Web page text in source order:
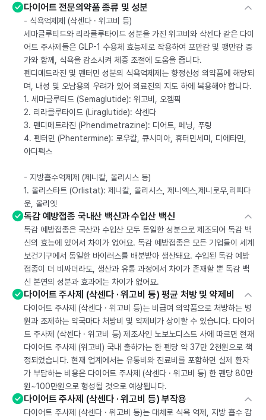
다이어트 전문의약품 종류 및 성분
- 식욕억제제 (삭센다 · 위고비 등)
세마글루티드와 리라클루타이드 성분을 가진 위고비와 삭센다 같은 다이
어트 주사제들은 GLP-1 수용체 효능제로 작용하여 포만감 및 팽만감 증
가와 함께, 식욕을 감소시켜 체중 조절에 도움을 줍니다.
펜디메트라진 및 펜터민 성분의 식욕억제제는 향정신성 의약품에 해당되
며, 내성 및 오남용의 우려가 있어 의료진의 지도 하에 복용해야 합니다.
1. 세마글루티드 (Semaglutide): 위고비, 오젬픽
2. 리라클루타이드 (Liraglutide): 삭센다
3. 펜디메트라진 (Phendimetrazine): 디어트, 페닝, 푸링
4. 펜터민 (Phentermine): 로우칼, 큐시미아, 휴터민세미, 디에타민,
아디펙스
- 지방흡수억제제 (제니칼, 올리시스 등)
1. 올리스타트 (Orlistat): 제니칼, 올리시스, 제니엑스,제니로우,리피다
운, 올리엣
독감 예방접종 국내산 백신과 수입산 백신
독감 예방접종은 국산과 수입산 모두 동일한 성분으로 제조되어 독감 백
신의 효능에 있어서 차이가 없어요. 독감 예방접종은 모든 기업들이 세계
보건기구에서 동일한 바이러스를 배분받아 생산돼요. 수입된 독감 예방
접종이 더 비싸더라도, 생산과 유통 과정에서 차이가 존재할 뿐 독감 백
신 본연의 성분과 효과에는 차이가 없어요.
다이어트 주사제 (삭센다 · 위고비 등) 평균 처방 및 약제비
다이어트 주사제 (삭센다 · 위고비 등)는 비급여 의약품으로 처방하는 병
원과 조제하는 약국마다 처방비 및 약제비가 상이할 수 있습니다. 다이어
트 주사제 (삭센다 · 위고비 등) 제조사인 노보노디스트 사에 따르면 현재
다이어트 주사제 (위고비) 국내 출하가는 한 펜당 약 37만 2천원으로 책
정되었습니다. 현재 업계에서는 유통비와 진료비를 포함하면 실제 환자
가 부담하는 비용은 다이어트 주사제 (삭센다 · 위고비 등) 한 펜당 80만
원~100만원으로 형성될 것으로 예상됩니다.
다이어트 주사제 (삭센다 · 위고비 등) 부작용
다이어트 주사제 (삭센다 · 위고비 등)는 대체로 식욕 억제, 지방 흡수 감